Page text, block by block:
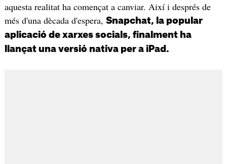
aquesta realitat ha començat a canviar. Així i després de
més d'una dècada d'espera, Snapchat, la popular
aplicació de xarxes socials, finalment ha
llançat una versió nativa per a iPad.